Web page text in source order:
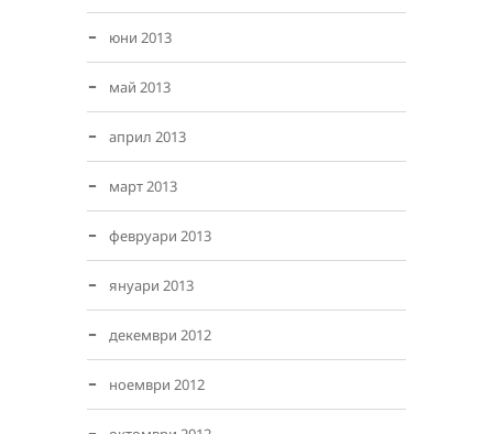
юни 2013
май 2013
април 2013
март 2013
февруари 2013
януари 2013
декември 2012
ноември 2012